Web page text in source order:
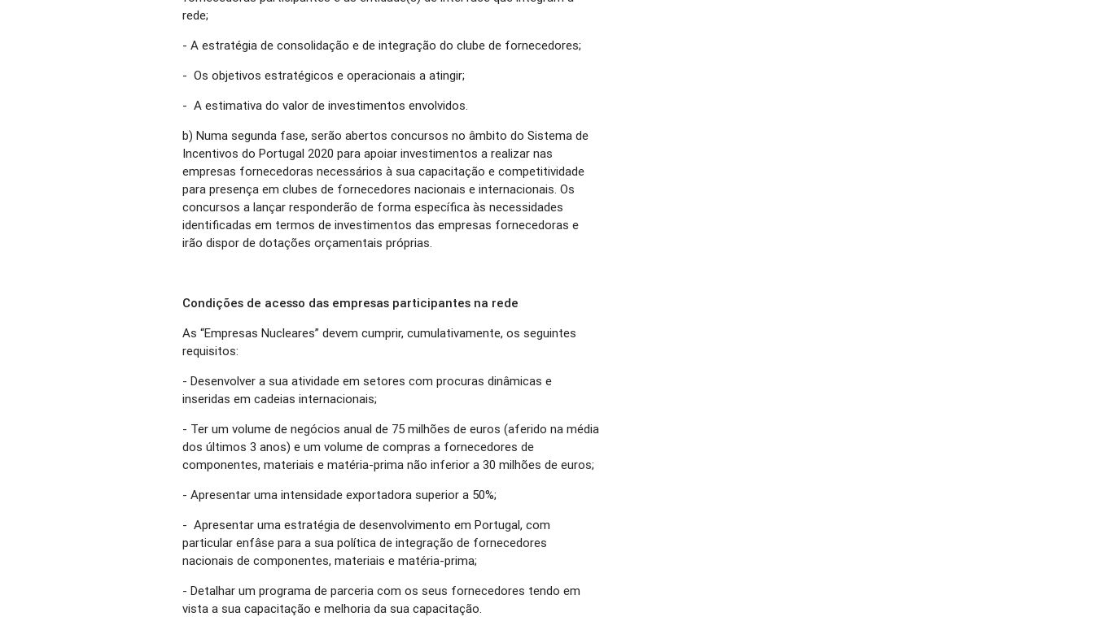
rede;
- A estratégia de consolidação e de integração do clube de fornecedores;
- Os objetivos estratégicos e operacionais a atingir;
- A estimativa do valor de investimentos envolvidos.
b) Numa segunda fase, serão abertos concursos no âmbito do Sistema de
Incentivos do Portugal 2020 para apoiar investimentos a realizar nas
empresas fornecedoras necessários à sua capacitação e competitividade
para presença em clubes de fornecedores nacionais e internacionais. Os
concursos a lançar responderão de forma específica às necessidades
identificadas em termos de investimentos das empresas fornecedoras e
irão dispor de dotações orçamentais próprias.
Condições de acesso das empresas participantes na rede
As “Empresas Nucleares” devem cumprir, cumulativamente, os seguintes
requisitos:
- Desenvolver a sua atividade em setores com procuras dinâmicas e
inseridas em cadeias internacionais;
- Ter um volume de negócios anual de 75 milhões de euros (aferido na média
dos últimos 3 anos) e um volume de compras a fornecedores de
componentes, materiais e matéria-prima não inferior a 30 milhões de euros;
- Apresentar uma intensidade exportadora superior a 50%;
- Apresentar uma estratégia de desenvolvimento em Portugal, com
particular enfâse para a sua política de integração de fornecedores
nacionais de componentes, materiais e matéria-prima;
- Detalhar um programa de parceria com os seus fornecedores tendo em
vista a sua capacitação e melhoria da sua capacitação.